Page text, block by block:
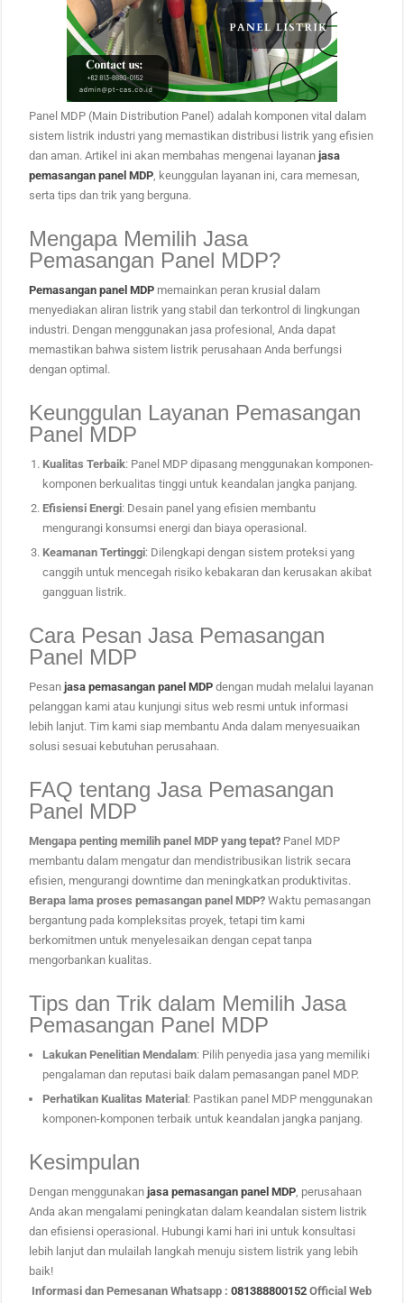
Panel MDP (Main Distribution Panel) adalah komponen vital dalam
sistem listrik industri yang memastikan distribusi listrik yang efisien
dan aman. Artikel ini akan membahas mengenai layanan jasa
pemasangan panel MDP, keunggulan layanan ini, cara memesan,
serta tips dan trik yang berguna.
Mengapa Memilih Jasa
Pemasangan Panel MDP?
Pemasangan panel MDP memainkan peran krusial dalam
menyediakan aliran listrik yang stabil dan terkontrol di lingkungan
industri. Dengan menggunakan jasa profesional, Anda dapat
memastikan bahwa sistem listrik perusahaan Anda berfungsi
dengan optimal.
Keunggulan Layanan Pemasangan
Panel MDP
Kualitas Terbaik: Panel MDP dipasang menggunakan komponen-
komponen berkualitas tinggi untuk keandalan jangka panjang.
Efisiensi Energi: Desain panel yang efisien membantu
mengurangi konsumsi energi dan biaya operasional.
Keamanan Tertinggi: Dilengkapi dengan sistem proteksi yang
canggih untuk mencegah risiko kebakaran dan kerusakan akibat
gangguan listrik.
Cara Pesan Jasa Pemasangan
Panel MDP
Pesanjasa pemasangan panel MDP dengan mudah melalui layanan
pelanggan kami atau kunjungi situs web resmi untuk informasi
lebih lanjut. Tim kami siap membantu Anda dalam menyesuaikan
solusi sesuai kebutuhan perusahaan.
FAQ tentang Jasa Pemasangan
Panel MDP
Mengapa penting memilih panel MDP yang tepat? Panel MDP
membantu dalam mengatur dan mendistribusikan listrik secara
efisien, mengurangi downtime dan meningkatkan produktivitas.
Berapa lama proses pemasangan panel MDP? Waktu pemasangan
bergantung pada kompleksitas proyek, tetapi tim kami
berkomitmen untuk menyelesaikan dengan cepat tanpa
mengorbankan kualitas.
Tips dan Trik dalam Memilih Jasa
Pemasangan Panel MDP
Lakukan Penelitian Mendalam: Pilih penyedia jasa yang memiliki
pengalaman dan reputasi baik dalam pemasangan panel MDP.
Perhatikan Kualitas Material : Pastikan panel MDP menggunakan
komponen-komponen terbaik untuk keandalan jangka panjang.
Kesimpulan
Dengan menggunakanjasa pemasangan panel MDP, perusahaan
Anda akan mengalami peningkatan dalam keandalan sistem listrik
dan efisiensi operasional. Hubungi kami hari ini untuk konsultasi
lebih lanjut dan mulailah langkah menuju sistem listrik yang lebih
baik!
Informasi dan Pemesanan Whatsapp :081388800152 Official Web